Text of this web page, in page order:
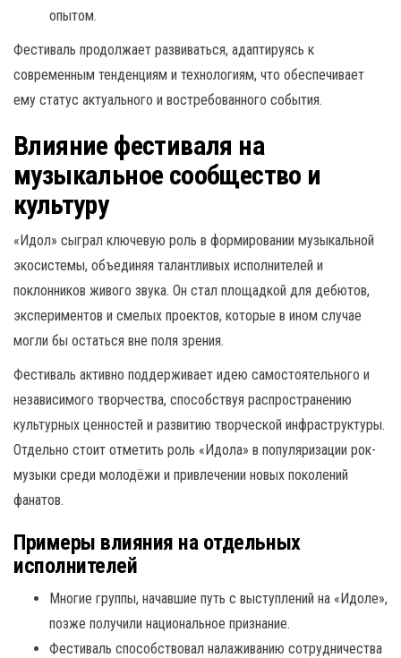
опытом.
Фестиваль продолжает развиваться, адаптируясь к
современным тенденциям и технологиям, что обеспечивает
ему статус актуального и востребованного события.
Влияние фестиваля на
музыкальное сообщество и
культуру
«Идол» сыграл ключевую роль в формировании музыкальной
экосистемы, объединяя талантливых исполнителей и
поклонников живого звука. Он стал площадкой для дебютов,
экспериментов и смелых проектов, которые в ином случае
могли бы остаться вне поля зрения.
Фестиваль активно поддерживает идею самостоятельного и
независимого творчества, способствуя распространению
культурных ценностей и развитию творческой инфраструктуры.
Отдельно стоит отметить роль «Идола» в популяризации рок-
музыки среди молодёжи и привлечении новых поколений
фанатов.
Примеры влияния на отдельных
исполнителей
Многие группы, начавшие путь с выступлений на «Идоле»,
позже получили национальное признание.
Фестиваль способствовал налаживанию сотрудничества